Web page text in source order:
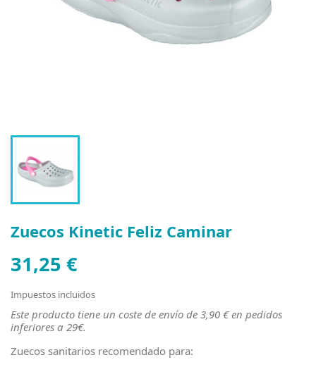
Zuecos Kinetic Feliz Caminar
31,25 €
Impuestos incluidos
Este producto tiene un coste de envío de 3,90 € en pedidos
inferiores a 29€.
Zuecos sanitarios recomendado para: